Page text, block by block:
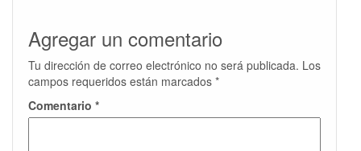
Agregar un comentario
Tu dirección de correo electrónico no será publicada. Los
campos requeridos están marcados *
Comentario *